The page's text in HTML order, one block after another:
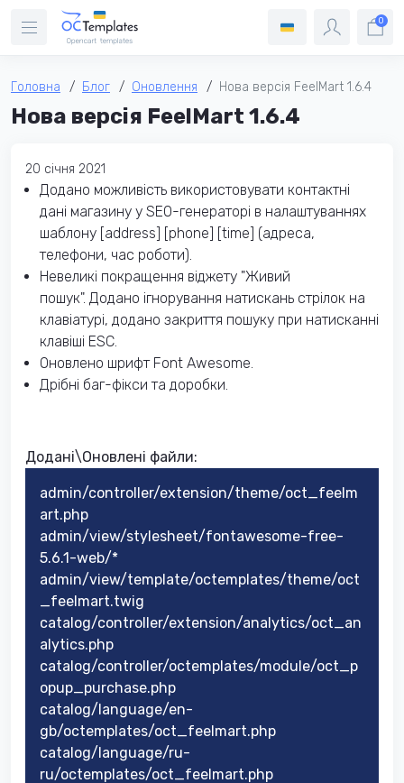
0
Головна Блог Оновлення Нова версія FeelMart 1.6.4
Нова версія FeelMart 1.6.4
20 cічня 2021
Додано можливість використовувати контактні
дані магазину у SEO-генераторі в налаштуваннях
шаблону [address] [phone] [time] (адреса,
телефони, час роботи).
Невеликі покращення віджету "Живий
пошук". Додано ігнорування натискань стрілок на
клавіатурі, додано закриття пошуку при натисканні
клавіші ESC.
Оновлено шрифт Font Awesome.
Дрібні баг-фікси та доробки.
Додані\Оновлені файли:
admin/controller/extension/theme/oct_feelm
art.php
admin/view/stylesheet/fontawesome-free-
5.6.1-web/*
admin/view/template/octemplates/theme/oct
_feelmart.twig
catalog/controller/extension/analytics/oct_an
alytics.php
catalog/controller/octemplates/module/oct_p
opup_purchase.php
catalog/language/en-
gb/octemplates/oct_feelmart.php
catalog/language/ru-
ru/octemplates/oct_feelmart.php